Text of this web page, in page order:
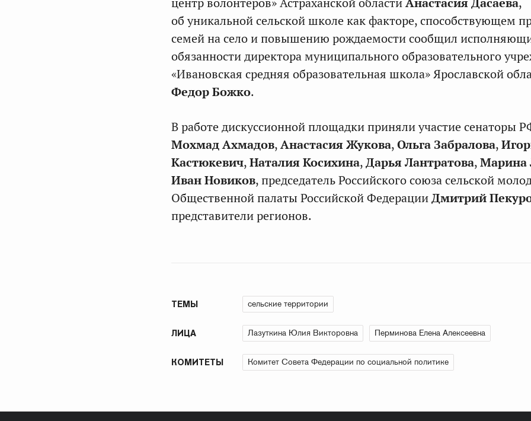
об уникальной сельской школе как факторе, способствующем
семей на село и повышению рождаемости сообщил
обязанности директора муниципального образовательного
«Ивановская средняя образовательная школа» Ярославской
Федор Божко.
В работе дискуссионной площадки приняли участие сенаторы
Мохмад Ахмадов,Анастасия Жукова,Ольга Забралова,
Кастюкевич,Наталия Косихина,Дарья Лантратова,Марина
Иван Новиков, председатель Российского союза сельской
Общественной палаты Российской ФедерацииДмитрий
представители регионов.
ТЕМЫ сельские территории
ЛИЦА Лазуткина Юлия Викторовна Перминова Елена Алексеевна
КОМИТЕТЫ Комитет Совета Федерации по социальной политике